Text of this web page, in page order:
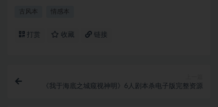
古风本 情感本
打赏 收藏 链接
《我于海底之城窥视神明》6人剧本杀电子版完整资源